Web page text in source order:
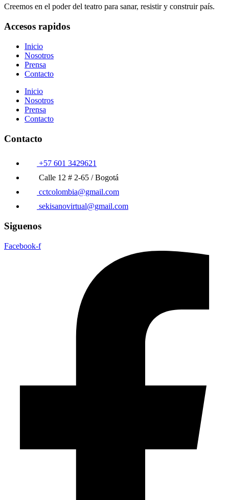
Creemos en el poder del teatro para sanar, resistir y construir país.
Accesos rapidos
Inicio
Nosotros
Prensa
Contacto
Inicio
Nosotros
Prensa
Contacto
Contacto
+57 601 3429621
Calle 12 # 2-65 / Bogotá
cctcolombia@gmail.com
sekisanovirtual@gmail.com
Siguenos
Facebook-f